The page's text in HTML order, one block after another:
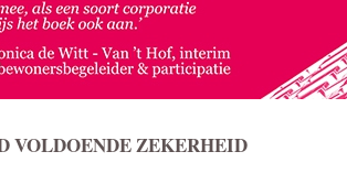
VOLDOENDE ZEKERHEID